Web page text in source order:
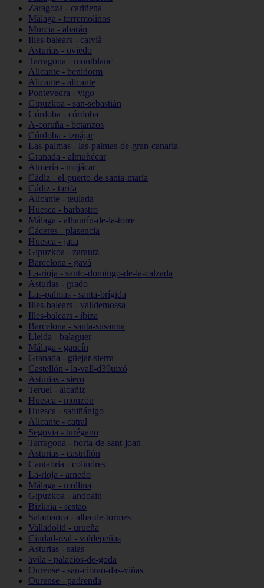
Zaragoza - cariñena
Málaga - torremolinos
Murcia - abarán
Illes-balears - calvià
Asturias - oviedo
Tarragona - montblanc
Alicante - benidorm
Alicante - alicante
Pontevedra - vigo
Gipuzkoa - san-sebastián
Córdoba - córdoba
A-coruña - betanzos
Córdoba - iznájar
Las-palmas - las-palmas-de-gran-canaria
Granada - almuñécar
Almería - mojácar
Cádiz - el-puerto-de-santa-maría
Cádiz - tarifa
Alicante - teulada
Huesca - barbastro
Málaga - alhaurín-de-la-torre
Cáceres - plasencia
Huesca - jaca
Gipuzkoa - zarautz
Barcelona - gavà
La-rioja - santo-domingo-de-la-calzada
Asturias - grado
Las-palmas - santa-brígida
Illes-balears - valldemossa
Illes-balears - ibiza
Barcelona - santa-susanna
Lleida - balaguer
Málaga - gaucín
Granada - güejar-sierra
Castellón - la-vall-d39uixó
Asturias - siero
Teruel - alcañiz
Huesca - monzón
Huesca - sabiñánigo
Alicante - catral
Segovia - turégano
Tarragona - horta-de-sant-joan
Asturias - castrillón
Cantabria - colindres
La-rioja - arnedo
Málaga - mollina
Gipuzkoa - andoain
Bizkaia - sestao
Salamanca - alba-de-tormes
Valladolid - urueña
Ciudad-real - valdepeñas
Asturias - salas
ávila - palacios-de-goda
Ourense - san-cibrao-das-viñas
Ourense - padrenda